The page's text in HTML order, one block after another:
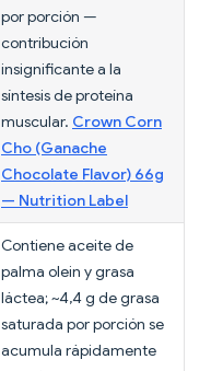
por porción —
contribución
insignificante a la
síntesis de proteína
muscular. Crown Corn
Cho (Ganache
Chocolate Flavor) 66g
— Nutrition Label
Contiene aceite de
palma olein y grasa
láctea; ~4,4 g de grasa
saturada por porción se
acumula rápidamente